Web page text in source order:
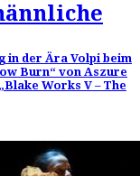
in der Ära Volpi beim
Burn“ von Aszure
Works V – The